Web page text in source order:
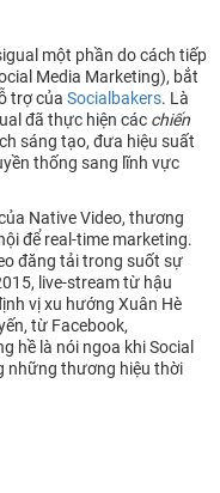
một phần do cách tiếp
Media Marketing), bắt
trợ của Socialbakers. Là
đã thực hiện các chiến
sáng tạo, đưa hiệu suất
thống sang lĩnh vực
Native Video, thương
để real-time marketing.
đăng tải trong suốt sự
live-stream từ hậu
vị xu hướng Xuân Hè
từ Facebook,
hề là nói ngoa khi Social
những thương hiệu thời